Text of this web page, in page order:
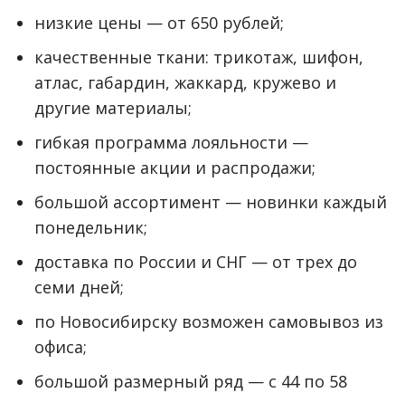
низкие цены — от 650 рублей;
качественные ткани: трикотаж, шифон,
атлас, габардин, жаккард, кружево и
другие материалы;
гибкая программа лояльности —
постоянные акции и распродажи;
большой ассортимент — новинки каждый
понедельник;
доставка по России и СНГ — от трех до
семи дней;
по Новосибирску возможен самовывоз из
офиса;
большой размерный ряд — с 44 по 58